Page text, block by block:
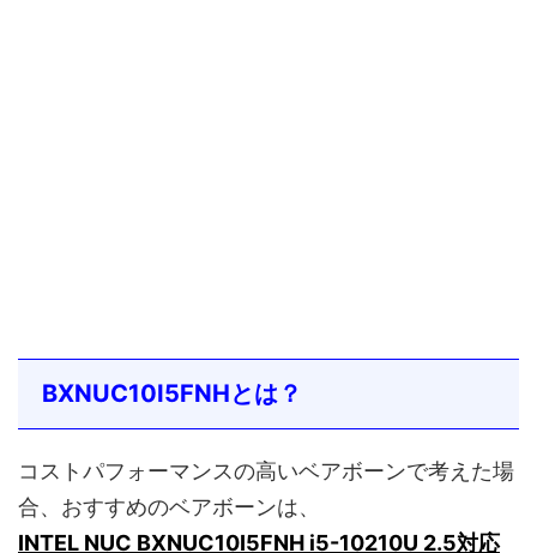
BXNUC10I5FNHとは？
コストパフォーマンスの高いベアボーンで考えた場
合、おすすめのベアボーンは、
INTEL NUC BXNUC10I5FNH i5-10210U 2.5対応